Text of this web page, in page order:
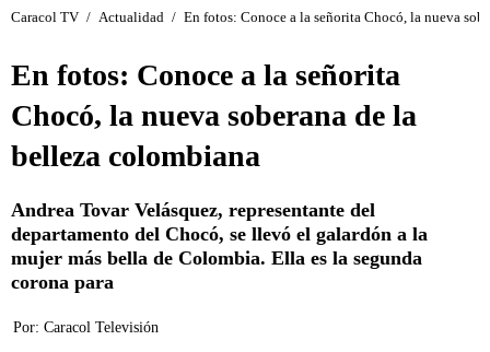
Caracol TV / Actualidad / En fotos: Conoce a la señorita Chocó, la nueva
En fotos: Conoce a la señorita
Chocó, la nueva soberana de la
belleza colombiana
Andrea Tovar Velásquez, representante del
departamento del Chocó, se llevó el galardón a la
mujer más bella de Colombia. Ella es la segunda
corona para
Por: Caracol Televisión